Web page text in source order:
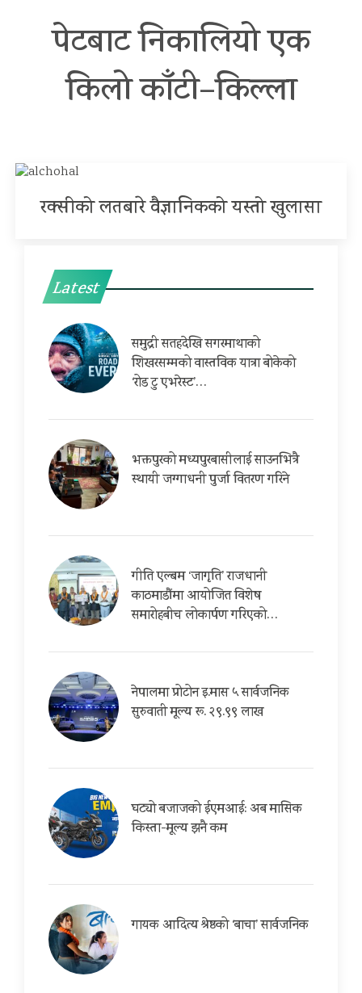
पेटबाट निकालियो एक
किलो काँटी–किल्ला
रक्सीको लतबारे वैज्ञानिकको यस्तो खुलासा
Latest
समुद्री सतहदेखि सगरमाथाको
शिखरसम्मको वास्तविक यात्रा बोकेको
‘रोड टु एभरेस्ट’…
भक्तपुरको मध्यपुरबासीलाई साउनभित्रै
स्थायी जग्गाधनी पुर्जा वितरण गरिने
गीति एल्बम ‘जागृति’ राजधानी
काठमाडौंमा आयोजित विशेष
समारोहबीच लोकार्पण गरिएको…
नेपालमा प्रोटोन इ.मास ५ सार्वजनिक
सुरुवाती मूल्य रू. २९.९९ लाख
घट्यो बजाजको ईएमआई: अब मासिक
किस्ता-मूल्य झनै कम
गायक आदित्य श्रेष्ठको ‘बाचा’ सार्वजनिक